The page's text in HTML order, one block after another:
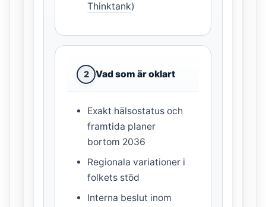
Thinktank)
2 Vad som är oklart
Exakt hälsostatus och
framtida planer
bortom 2036
Regionala variationer i
folkets stöd
Interna beslut inom